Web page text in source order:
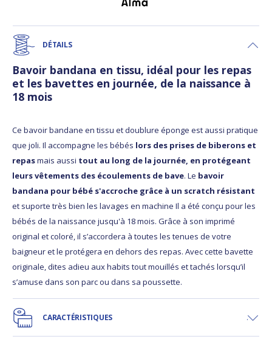
DÉTAILS
Bavoir bandana en tissu, idéal pour les repas
et les bavettes en journée, de la naissance à
18 mois
Ce bavoir bandane en tissu et doublure éponge est aussi pratique
que joli. Il accompagne les bébés lors des prises de biberons et
repasmais aussi tout au long de la journée, en protégeant
leurs vêtements des écoulements de bave. Le bavoir
bandana pour bébé s'accroche grâce à un scratch résistant
et suporte très bien les lavages en machine Il a été conçu pour les
bébés de la naissance jusqu'à 18 mois. Grâce à son imprimé
original et coloré, il s’accordera à toutes les tenues de votre
baigneur et le protégera en dehors des repas. Avec cette bavette
originale, dites adieu aux habits tout mouillés et tachés lorsqu’il
s’amuse dans son parc ou dans sa poussette.
CARACTÉRISTIQUES